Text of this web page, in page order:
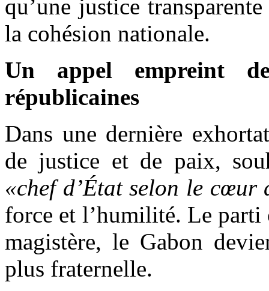
qu’une justice
la cohésion nationale.
Un appel empreint
républicaines
Dans une dernière
de justice et de paix,
«chef d’État selon le cœur
force et l’humilité. Le parti
magistère, le Gabon
plus fraternelle.